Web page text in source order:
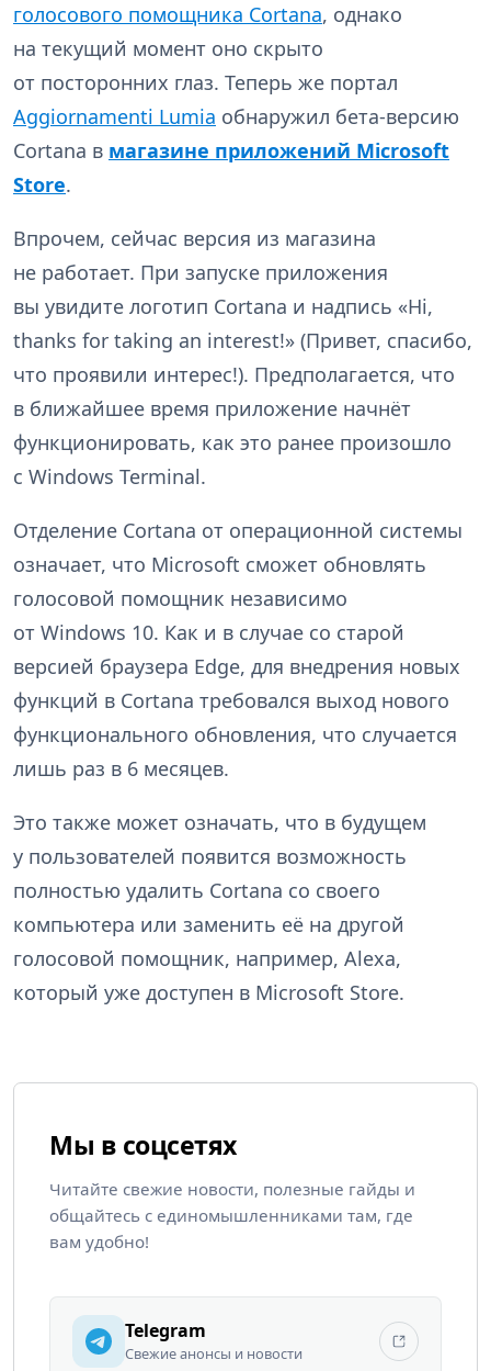
голосового помощника Cortana, однако
на текущий момент оно скрыто
от посторонних глаз. Теперь же портал
Aggiornamenti Lumia обнаружил бета-версию
Cortana в магазине приложений Microsoft
Store.
Впрочем, сейчас версия из магазина
не работает. При запуске приложения
вы увидите логотип Cortana и надпись «Hi,
thanks for taking an interest!» (Привет, спасибо,
что проявили интерес!). Предполагается, что
в ближайшее время приложение начнёт
функционировать, как это ранее произошло
с Windows Terminal.
Отделение Cortana от операционной системы
означает, что Microsoft сможет обновлять
голосовой помощник независимо
от Windows 10. Как и в случае со старой
версией браузера Edge, для внедрения новых
функций в Cortana требовался выход нового
функционального обновления, что случается
лишь раз в 6 месяцев.
Это также может означать, что в будущем
у пользователей появится возможность
полностью удалить Cortana со своего
компьютера или заменить её на другой
голосовой помощник, например, Alexa,
который уже доступен в Microsoft Store.
Мы в соцсетях
Читайте свежие новости, полезные гайды и
общайтесь с единомышленниками там, где
вам удобно!
Telegram
Свежие анонсы и новости